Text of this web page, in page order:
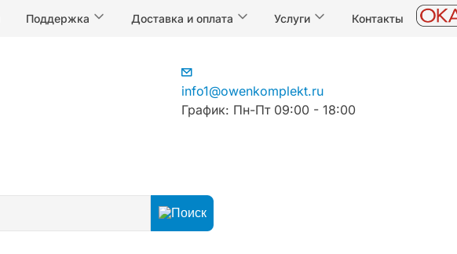
Поддержка Доставка и оплата Услуги Контакты
info1@owenkomplekt.ru
График: Пн-Пт 09:00 - 18:00